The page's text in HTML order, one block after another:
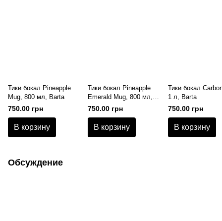
Тики бокал Pineapple
Mug, 800 мл, Barta
750.00 грн
В корзину
Тики бокал Pineapple
Emerald Mug, 800 мл,
Barta
750.00 грн
В корзину
Тики бокал
1 л, Barta
750.00 грн
В корзину
Обсуждение